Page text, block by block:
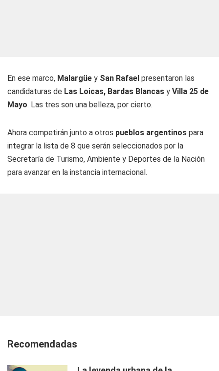
En ese marco, Malargüe y San Rafael presentaron las
candidaturas de Las Loicas, Bardas Blancas y Villa 25 de
Mayo. Las tres son una belleza, por cierto.
Ahora competirán junto a otros pueblos argentinos para
integrar la lista de 8 que serán seleccionados por la
Secretaría de Turismo, Ambiente y Deportes de la Nación
para avanzar en la instancia internacional.
Recomendadas